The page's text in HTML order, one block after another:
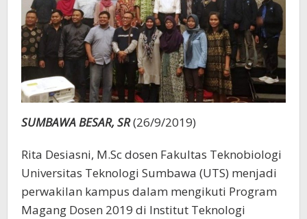
SUMBAWA BESAR, SR(26/9/2019)
Rita Desiasni, M.Sc dosen Fakultas Teknobiologi
Universitas Teknologi Sumbawa (UTS) menjadi
perwakilan kampus dalam mengikuti Program
Magang Dosen 2019 di Institut Teknologi